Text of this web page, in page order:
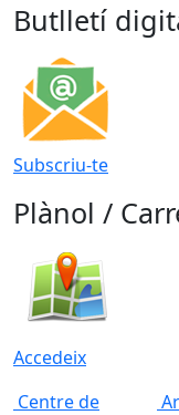
Butlletí
Subscriu-te
Plànol /
Accedeix
Centre de